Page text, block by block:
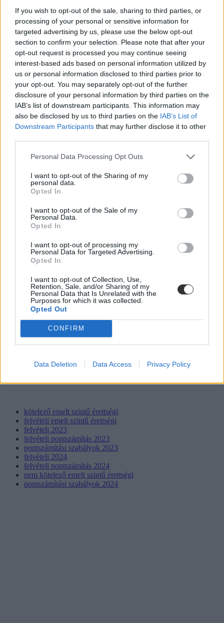
If you wish to opt-out of the sale, sharing to third parties, or
processing of your personal or sensitive information for
targeted advertising by us, please use the below opt-out
section to confirm your selection. Please note that after your
opt-out request is processed you may continue seeing
interest-based ads based on personal information utilized by
us or personal information disclosed to third parties prior to
your opt-out. You may separately opt-out of the further
disclosure of your personal information by third parties on the
IAB’s list of downstream participants. This information may
also be disclosed by us to third parties on the IAB’s List of
Downstream Participants that may further disclose it to other
Personal Data Processing Opt Outs
I want to opt-out of the Sharing of my
personal data.
Opted In
I want to opt-out of the Sale of my
Personal Data.
Opted In
I want to opt-out of processing my
Personal Data for Targeted Advertising.
Opted In
I want to opt-out of Collection, Use,
Retention, Sale, and/or Sharing of my
Personal Data that Is Unrelated with the
Purposes for which it was collected.
Opted Out
CONFIRM
Data Deletion Data Access Privacy Policy
emberi erőforrások és az üzleti szakoktató is.
Vagyis jól járhatnak azok a diákok, akik 2023-ban felvételiznek
ezekre a szakokra, jó esélyük van ugyanis arra, hogy
megspórolhatják az emelt szintű érettségit. Ha egy évet várnak, és
csak 2024-ben futnak neki a felvételinek, több egyetemen újra
legalább egy emelt szintű érettségire lesz szükségük.
Persze a szabályok a jövő évtől akár egyetemenként változhatnak -
jelenleg is van olyan felsőoktatási intézmény, amely aktuális felvételi
tájékoztatója alapján 2023-ban ezeken a gazdasági alapszakokon is
emelt szintű érettségihez köti a felvételt, ahogy olyan egyetemek is
vannak, amelyek sem 2023-ban, sem 2024-ben nem kérnek emelt
szintet a jelentkezőktől – utóbbiak közé tartozik például a Miskolci
felvételi tájékoztatóból derülnek majd ki.
kötelező emelt szintű érettségi
felvételi emelt szintű érettségi
felvételi 2023
felvételi pontszámítás 2023
pontszámítási szabályok 2023
felvételi 2024
felvételi pontszámítás 2024
nem kötelező emelt szintű érettségi
pontszámítási szabályok 2024